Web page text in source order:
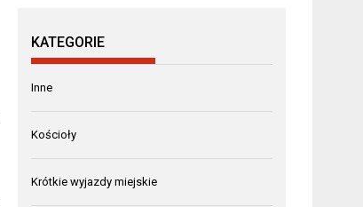
KATEGORIE
Inne
Kościoły
Krótkie wyjazdy miejskie